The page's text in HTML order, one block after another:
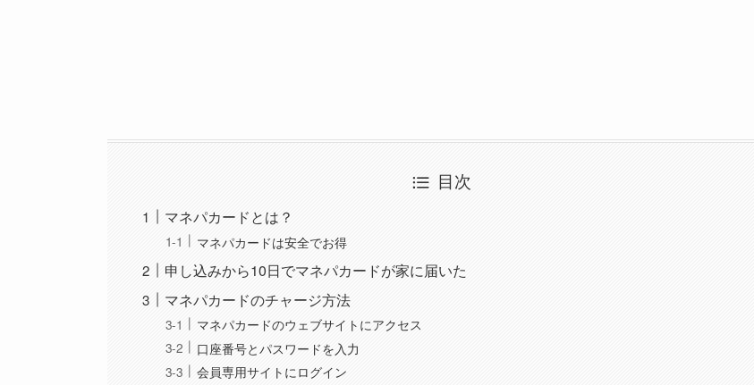
目次
マネパカードとは？
マネパカードは安全でお得
申し込みから10日でマネパカードが家に届いた
マネパカードのチャージ方法
マネパカードのウェブサイトにアクセス
口座番号とパスワードを入力
会員専用サイトにログイン